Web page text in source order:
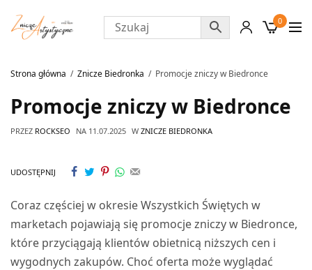
0
Strona główna Znicze Biedronka Promocje zniczy w Biedronce
Promocje zniczy w Biedronce
PRZEZ ROCKSEO NA 11.07.2025 W ZNICZE BIEDRONKA
UDOSTĘPNIJ
Coraz częściej w okresie Wszystkich Świętych w
marketach pojawiają się promocje zniczy w Biedronce,
które przyciągają klientów obietnicą niższych cen i
wygodnych zakupów. Choć oferta może wyglądać